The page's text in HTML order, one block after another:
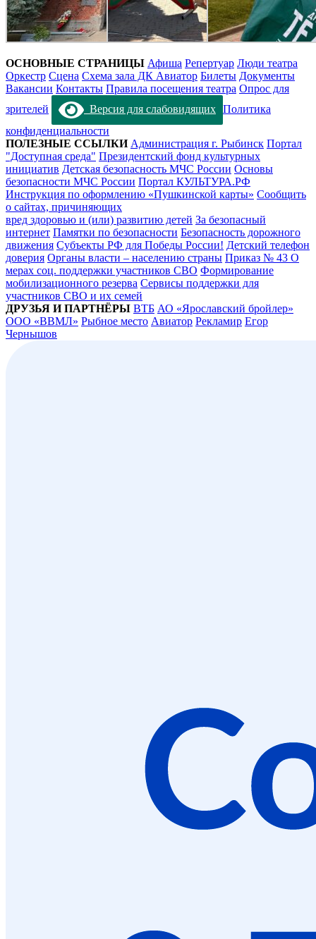
ОСНОВНЫЕ СТРАНИЦЫ Афиша Репертуар Люди театра
Оркестр Сцена Схема зала ДК Авиатор Билеты Документы
Вакансии Контакты Правила посещения театра Опрос для
зрителей
Версия для слабовидящих Политика
конфиденциальности
ПОЛЕЗНЫЕ ССЫЛКИ Администрация г. Рыбинск Портал
"Доступная среда" Президентский фонд культурных
инициатив Детская безопасность МЧС России Основы
безопасности МЧС России Портал КУЛЬТУРА.РФ
Инструкция по оформлению «Пушкинской карты» Сообщить
о сайтах, причиняющих
вред здоровью и (или) развитию детей За безопасный
интернет Памятки по безопасности Безопасность дорожного
движения Субъекты РФ для Победы России! Детский телефон
доверия Органы власти – населению страны Приказ № 43 О
мерах соц. поддержки участников СВО Формирование
мобилизационного резерва Сервисы поддержки для
участников СВО и их семей
ДРУЗЬЯ И ПАРТНЁРЫ ВТБ АО «Ярославский бройлер»
ООО «ВВМЛ» Рыбное место Авиатор Рекламир Егор
Чернышов